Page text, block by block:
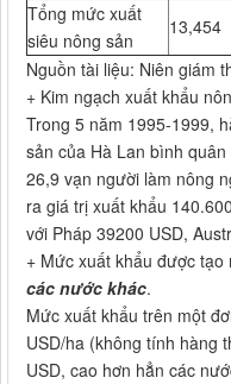
Tổng mức xuất
siêu nông sản
13,454
Nguồn tài liệu: Niên giám
+ Kim ngạch xuất khẩu
Trong 5 năm 1995-1999,
sản của Hà Lan bình
26,9 vạn người làm nông
ra giá trị xuất khẩu
với Pháp 39200 USD,
+ Mức xuất khẩu được
các nước khác.
Mức xuất khẩu trên một
USD/ha (không tính hàng
USD, cao hơn hẳn các